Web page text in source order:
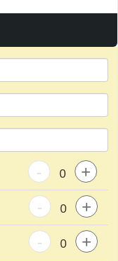
- +
- +
- +